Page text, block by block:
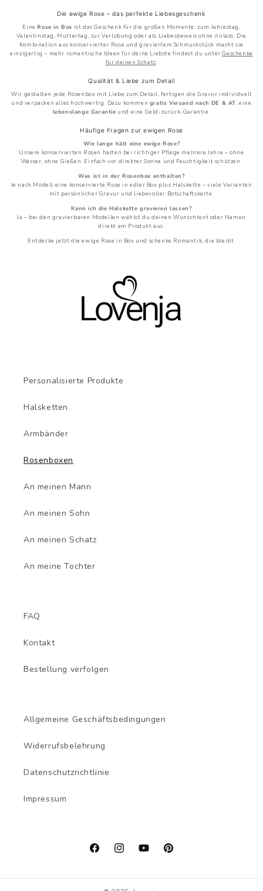
Die ewige Rose – das perfekte Liebesgeschenk
EineRose in Box ist das Geschenk für die großen Momente: zum Jahrestag,
Valentinstag, Muttertag, zur Verlobung oder als Liebesbeweis ohne Anlass. Die
Kombination aus konservierter Rose und graviertem Schmuckstück macht sie
einzigartig – mehr romantische Ideen für deine Liebste findest du unterGeschenke
für deinen Schatz.
Qualität & Liebe zum Detail
Wir gestalten jede Rosenbox mit Liebe zum Detail, fertigen die Gravur individuell
und verpacken alles hochwertig. Dazu kommen gratis Versand nach DE & AT, eine
lebenslange Garantie und eine Geld-zurück-Garantie.
Häufige Fragen zur ewigen Rose
Wie lange hält eine ewige Rose?
Unsere konservierten Rosen halten bei richtiger Pflege mehrere Jahre – ohne
Wasser, ohne Gießen. Einfach vor direkter Sonne und Feuchtigkeit schützen.
Was ist in der Rosenbox enthalten?
Je nach Modell eine konservierte Rose in edler Box plus Halskette – viele Varianten
mit persönlicher Gravur und liebevoller Botschaftskarte.
Kann ich die Halskette gravieren lassen?
Ja – bei den gravierbaren Modellen wählst du deinen Wunschtext oder Namen
direkt am Produkt aus.
Entdecke jetzt die ewige Rose in Box und schenke Romantik, die bleibt.
Personalisierte Produkte
Halsketten
Armbänder
Rosenboxen
An meinen Mann
An meinen Sohn
An meinen Schatz
An meine Tochter
FAQ
Kontakt
Bestellung verfolgen
Allgemeine Geschäftsbedingungen
Widerrufsbelehrung
Datenschutzrichtlinie
Impressum
FacebookInstagramYouTubePinterest